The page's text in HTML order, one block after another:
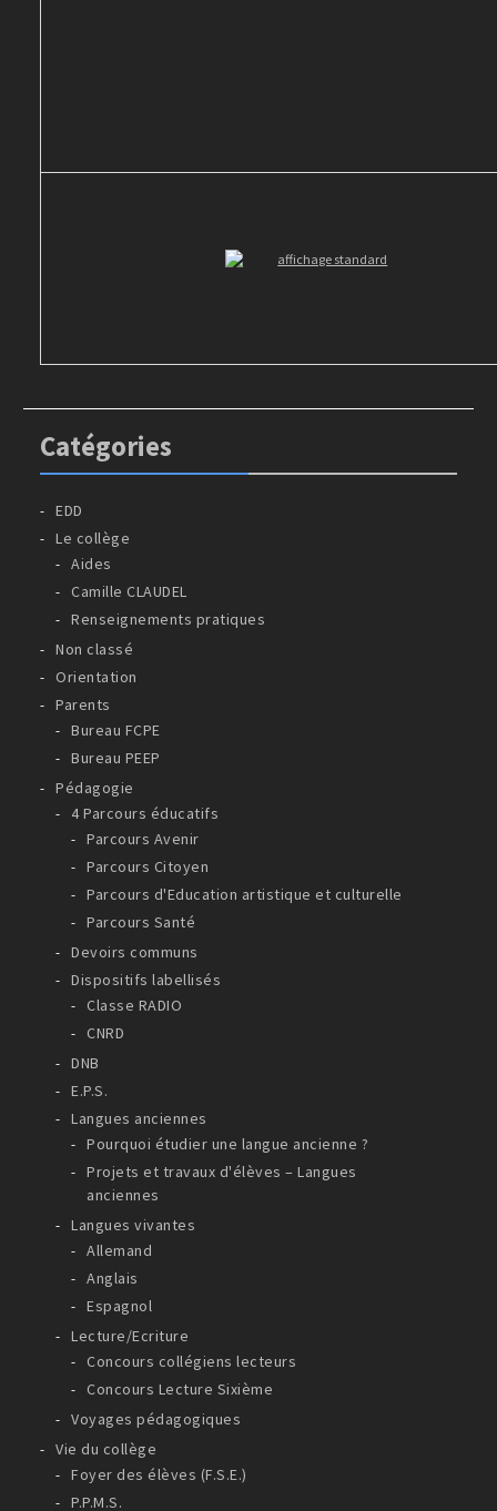
Catégories
EDD
Le collège
Aides
Camille CLAUDEL
Renseignements pratiques
Non classé
Orientation
Parents
Bureau FCPE
Bureau PEEP
Pédagogie
4 Parcours éducatifs
Parcours Avenir
Parcours Citoyen
Parcours d'Education artistique et culturelle
Parcours Santé
Devoirs communs
Dispositifs labellisés
Classe RADIO
CNRD
DNB
E.P.S.
Langues anciennes
Pourquoi étudier une langue ancienne ?
Projets et travaux d'élèves – Langues
anciennes
Langues vivantes
Allemand
Anglais
Espagnol
Lecture/Ecriture
Concours collégiens lecteurs
Concours Lecture Sixième
Voyages pédagogiques
Vie du collège
Foyer des élèves (F.S.E.)
P.P.M.S.